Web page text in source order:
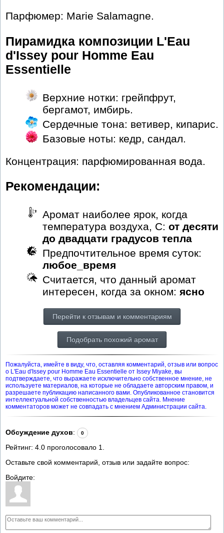
Парфюмер: Marie Salamagne.
Пирамидка композиции L'Eau
d'Issey pour Homme Eau
Essentielle
Верхние нотки: грейпфрут,
бергамот, имбирь.
Сердечные тона: ветивер, кипарис.
Базовые ноты: кедр, сандал.
Концентрация: парфюмированная вода.
Рекомендации:
Аромат наиболее ярок, когда
температура воздуха, С: от десяти
до двадцати градусов тепла
Предпочтительное время суток:
любое_время
Считается, что данный аромат
интересен, когда за окном: ясно
Перейти к отзывам и комментариям
Подобрать похожий аромат
Пожалуйста, имейте в виду, что, оставляя комментарий, отзыв или вопрос
о L'Eau d'Issey pour Homme Eau Essentielle от Issey Miyake, вы
подтверждаете, что выражаете исключительно собственное мнение, не
используете материалов, на которые не обладаете авторским правом, и
разрешаете публикацию написанного вами. Опубликованное становится
интеллектуальной собственностью владельцев сайта. Мнение
комментаторов может не совпадать с мнением Администрации сайта.
Обсуждение духов: 0
Рейтинг: 4.0 проголосовало 1
Оставьте свой комментарий, отзыв или задайте вопрос:
Войдите: